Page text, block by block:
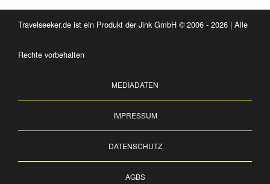
Travelseeker.de ist ein Produkt der Jink GmbH © 2006 - 2026 | Alle
Rechte vorbehalten
MEDIADATEN
IMPRESSUM
DATENSCHUTZ
AGBS